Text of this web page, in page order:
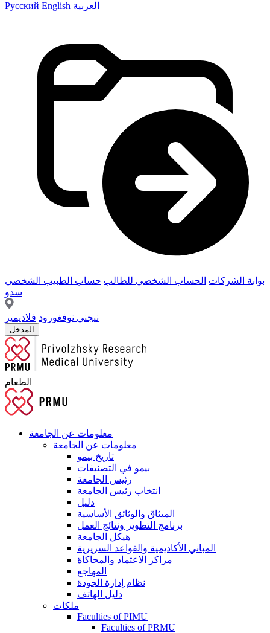
Русский English العربية
بوابة الشركات الحساب الشخصي للطالب حساب الطبيب الشخصي
سدو
نيجني نوفغورود فلاديمير
المدخل
الطعام
معلومات عن الجامعة
معلومات عن الجامعة
تاريخ بيمو
بيمو في التصنيفات
رئيس الجامعة
انتخاب رئيس الجامعة
دليل
الميثاق والوثائق الأساسية
برنامج التطوير ونتائج العمل
هيكل الجامعة
المباني الأكاديمية والقواعد السريرية
مراكز الاعتماد والمحاكاة
المهاجع
نظام إدارة الجودة
دليل الهاتف
ملكات
Faculties of PIMU
Faculties of PRMU